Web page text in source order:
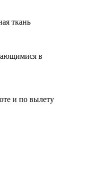
ткань
в
и по вылету